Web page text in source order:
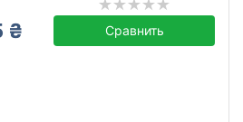
₴ Сравнить